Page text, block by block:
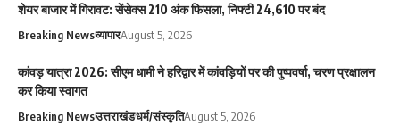
शेयर बाजार में गिरावट: सेंसेक्स 210 अंक फिसला, निफ्टी 24,610 पर बंद
Breaking Newsव्यापारAugust 5, 2026
कांवड़ यात्रा 2026: सीएम धामी ने हरिद्वार में कांवड़ियों पर की पुष्पवर्षा, चरण प्रक्षालन
कर किया स्वागत
Breaking Newsउत्तराखंडधर्म/संस्कृतिAugust 5, 2026